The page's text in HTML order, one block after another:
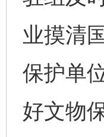
业摸清
保护单
好文物